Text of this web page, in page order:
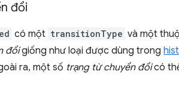
đổi
có một transitionType và một
đổigiống như loại được dùng trong
ra, một số trạng từ chuyển đổicó